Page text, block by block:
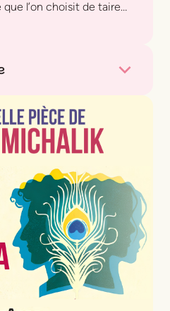
l’on choisit de taire…
etChrystèle
Nadim Deaibes
– Théâtre national
des 13 vents Centre
National Wallonie-
de Catalunya